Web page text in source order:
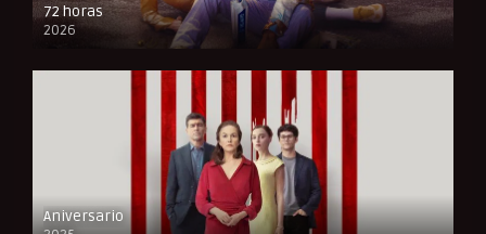
72 horas
2026
FULL HD
Aniversario